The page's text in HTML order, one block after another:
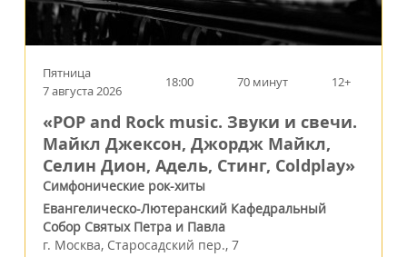
Пятница
7 августа 2026
18:00 70 минут 12+
«POP and Rock music. Звуки и свечи.
Майкл Джексон, Джордж Майкл,
Селин Дион, Адель, Стинг, Coldplay»
Симфонические рок-хиты
Евангелическо-Лютеранский Кафедральный
Собор Святых Петра и Павла
г. Москва, Старосадский пер., 7